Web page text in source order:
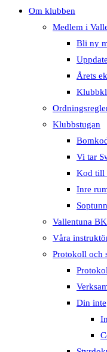
Om klubben
Medlem i
Bli ny
Årets
Klubbstugan
Vi tar
Kod till
Inre
Vallentuna
Våra
Protokoll och
Din